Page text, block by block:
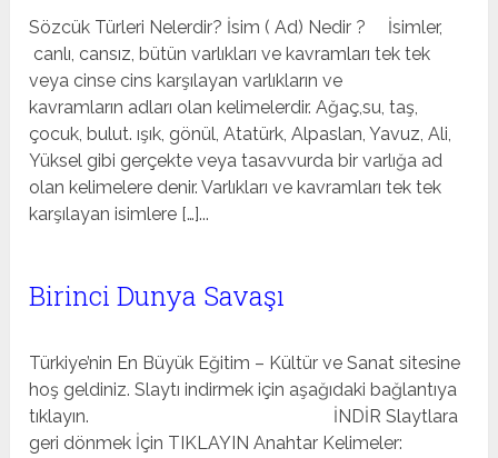
Sözcük Türleri Nelerdir? İsim ( Ad) Nedir ? İsimler,
canlı, cansız, bütün varlıkları ve kavramları tek tek
veya cinse cins karşılayan varlıkların ve
kavramların adları olan kelimelerdir. Ağaç,su, taş,
çocuk, bulut. ışık, gönül, Atatürk, Alpaslan, Yavuz, Ali,
Yüksel gibi gerçekte veya tasavvurda bir varlığa ad
olan kelimelere denir. Varlıkları ve kavramları tek tek
karşılayan isimlere […]...
Birinci Dunya Savaşı
Türkiye’nin En Büyük Eğitim – Kültür ve Sanat sitesine
hoş geldiniz. Slaytı indirmek için aşağıdaki bağlantıya
tıklayın. İNDİR Slaytlara
geri dönmek İçin TIKLAYIN Anahtar Kelimeler: